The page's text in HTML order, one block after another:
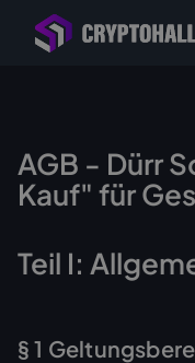
Händler mit Standort
in Deutschland
AGB - Dürr
Kauf" für
Teil I:
§ 1